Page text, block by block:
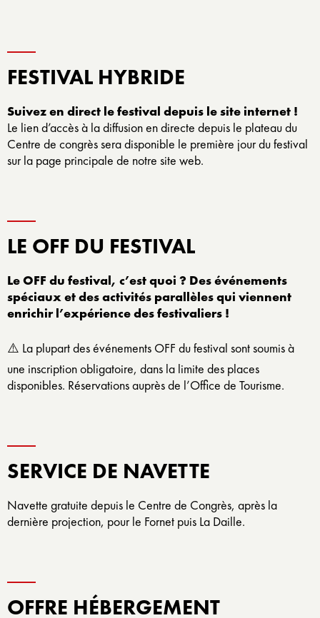
FESTIVAL HYBRIDE
Suivez en direct le festival depuis le site internet !
Le lien d’accès à la diffusion en directe depuis le plateau du
Centre de congrès sera disponible le première jour du festival
sur la page principale de notre site web.
LE OFF DU FESTIVAL
Le OFF du festival, c’est quoi ? Des événements
spéciaux et des activités parallèles qui viennent
enrichir l’expérience des festivaliers !
⚠️ La plupart des événements OFF du festival sont soumis à
une inscription obligatoire, dans la limite des places
disponibles. Réservations auprès de l’Office de Tourisme.
SERVICE DE NAVETTE
Navette gratuite depuis le Centre de Congrès, après la
dernière projection, pour le Fornet puis La Daille.
OFFRE HÉBERGEMENT